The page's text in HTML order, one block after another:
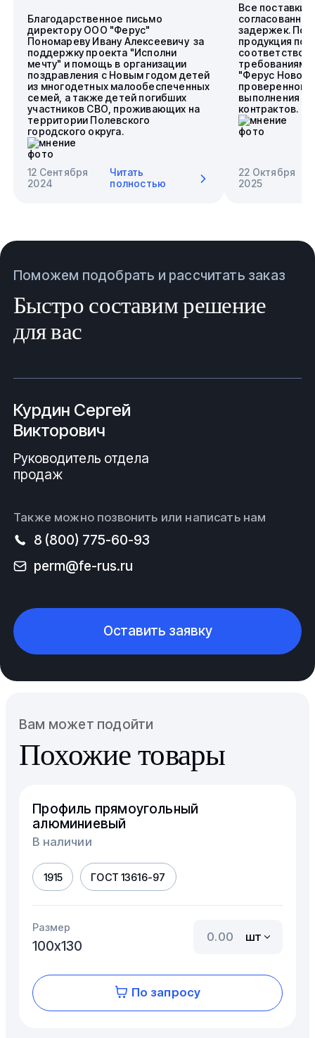
Благодарственное письмо
директору ООО "Ферус"
Пономареву Ивану Алексеевичу за
поддержку проекта "Исполни
мечту" и помощь в организации
поздравления с Новым годом детей
из многодетных малообеспеченных
семей, а также детей погибших
участников СВО, проживающих на
территории Полевского
городского округа.
12 Сентября
2024
Читать
полностью
Все поставки
задержек.
продукция
требованиям.
"Ферус
проверенного
выполнения
контрактов.
22 Октября
2025
Поможем подобрать и рассчитать заказ
Быстро составим решение
для вас
Курдин Сергей
Викторович
Руководитель отдела
продаж
Также можно позвонить или написать нам
8 (800) 775-60-93
perm@fe-rus.ru
Оставить заявку
Вам может подойти
Похожие товары
Профиль прямоугольный
алюминиевый
В наличии
1915 ГОСТ 13616-97
Размер
100х130
шт
По запросу